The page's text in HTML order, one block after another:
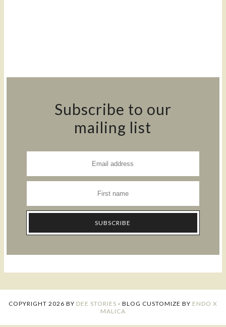
Subscribe to our
mailing list
COPYRIGHT 2026 BY DEE STORIES - BLOG CUSTOMIZE BY ENDO X
MALICA